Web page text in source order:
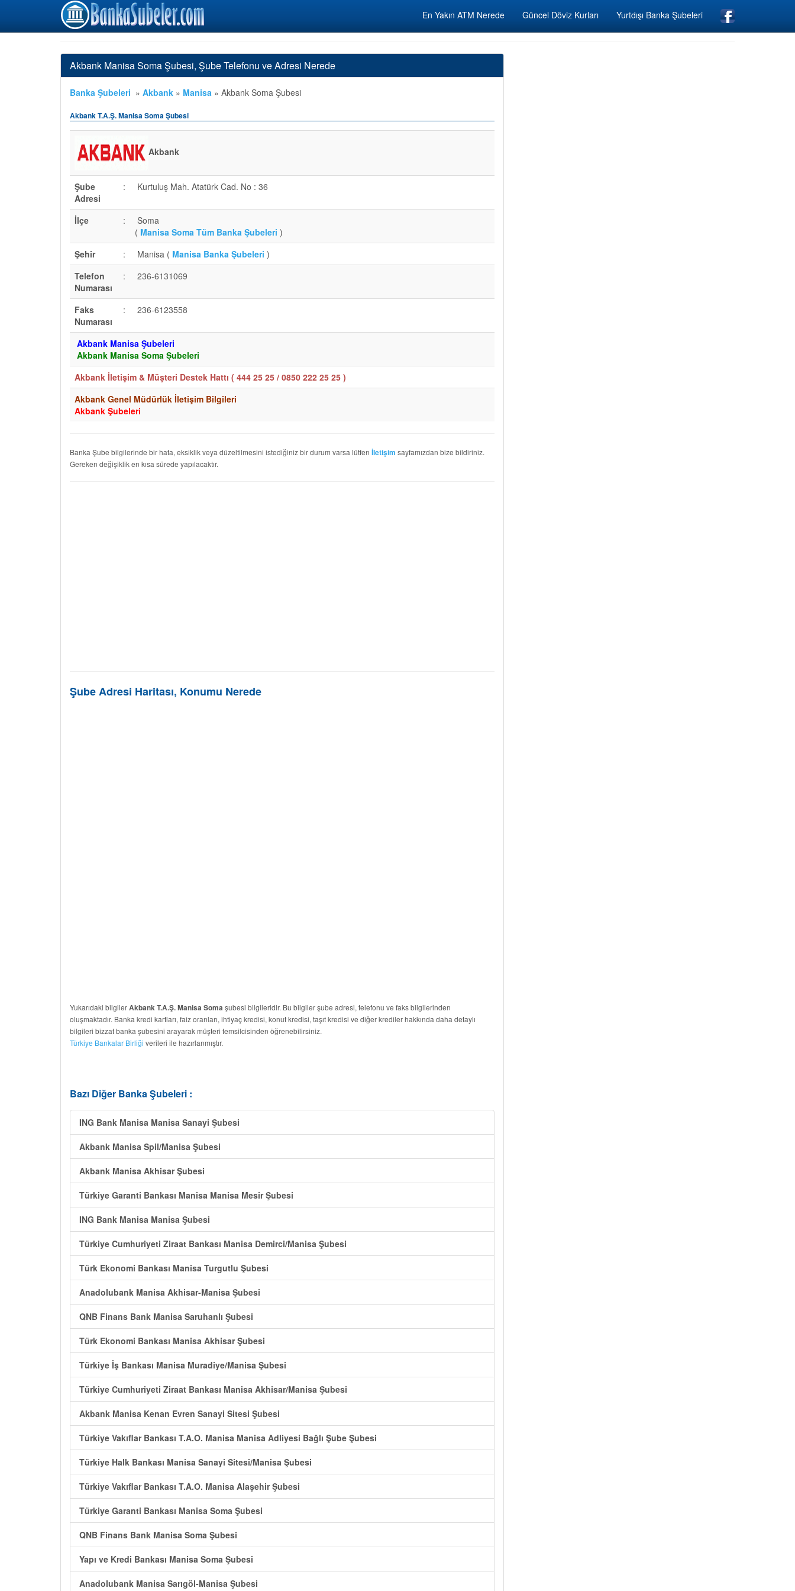
En Yakın ATM Nerede Güncel Döviz Kurları Yurtdışı Banka Şubeleri
Akbank Manisa Soma Şubesi, Şube Telefonu ve Adresi Nerede
Banka Şubeleri » Akbank » Manisa » Akbank Soma Şubesi
Akbank T.A.Ş. Manisa Soma Şubesi
Akbank
Şube
Adresi
: Kurtuluş Mah. Atatürk Cad. No : 36
İlçe :
Soma
( Manisa Soma Tüm Banka Şubeleri )
Şehir
: Manisa ( Manisa Banka Şubeleri )
Telefon
Numarası
: 236-6131069
Faks
Numarası
: 236-6123558
Akbank Manisa Şubeleri
Akbank Manisa Soma Şubeleri
Akbank İletişim & Müşteri Destek Hattı ( 444 25 25 / 0850 222 25 25 )
Akbank Genel Müdürlük İletişim Bilgileri
Akbank Şubeleri
Banka Şube bilgilerinde bir hata, eksiklik veya düzeltilmesini istediğiniz bir durum varsa lütfen İletişim sayfamızdan bize bildiriniz.
Gereken değişiklik en kısa sürede yapılacaktır.
Şube Adresi Haritası, Konumu Nerede
Yukarıdaki bilgilerAkbank T.A.Ş. Manisa Soma şubesi bilgileridir. Bu bilgiler şube adresi, telefonu ve faks bilgilerinden
oluşmaktadır. Banka kredi kartları, faiz oranları, ihtiyaç kredisi, konut kredisi, taşıt kredisi ve diğer krediler hakkında daha detaylı
bilgileri bizzat banka şubesini arayarak müşteri temsilcisinden öğrenebilirsiniz.
Türkiye Bankalar Birliği verileri ile hazırlanmıştır.
Bazı Diğer Banka Şubeleri :
ING Bank Manisa Manisa Sanayi Şubesi
Akbank Manisa Spil/Manisa Şubesi
Akbank Manisa Akhisar Şubesi
Türkiye Garanti Bankası Manisa Manisa Mesir Şubesi
ING Bank Manisa Manisa Şubesi
Türkiye Cumhuriyeti Ziraat Bankası Manisa Demirci/Manisa Şubesi
Türk Ekonomi Bankası Manisa Turgutlu Şubesi
Anadolubank Manisa Akhisar-Manisa Şubesi
QNB Finans Bank Manisa Saruhanlı Şubesi
Türk Ekonomi Bankası Manisa Akhisar Şubesi
Türkiye İş Bankası Manisa Muradiye/Manisa Şubesi
Türkiye Cumhuriyeti Ziraat Bankası Manisa Akhisar/Manisa Şubesi
Akbank Manisa Kenan Evren Sanayi Sitesi Şubesi
Türkiye Vakıflar Bankası T.A.O. Manisa Manisa Adliyesi Bağlı Şube Şubesi
Türkiye Halk Bankası Manisa Sanayi Sitesi/Manisa Şubesi
Türkiye Vakıflar Bankası T.A.O. Manisa Alaşehir Şubesi
Türkiye Garanti Bankası Manisa Soma Şubesi
QNB Finans Bank Manisa Soma Şubesi
Yapı ve Kredi Bankası Manisa Soma Şubesi
Anadolubank Manisa Sarıgöl-Manisa Şubesi